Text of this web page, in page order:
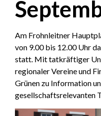
Am Frohnleitner
von 9.00 bis 12.00 Uhr
statt. Mit tatkräftiger
regionaler Vereine und
Grünen zu Information
gesellschaftsrelevanten